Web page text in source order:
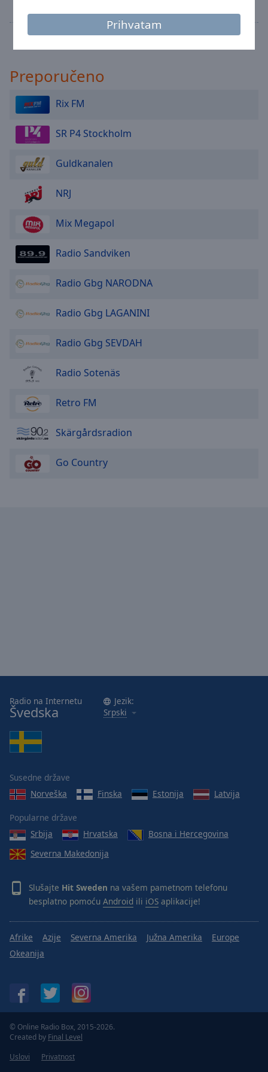
Prihvatam
Background
Size
Family
Reset
Close
End
dialog
Celokupan program
Preporučeno
Rix FM
SR P4 Stockholm
Guldkanalen
NRJ
Mix Megapol
Radio Sandviken
Radio Gbg NARODNA
Radio Gbg LAGANINI
Radio Gbg SEVDAH
Radio Sotenäs
Retro FM
Skärgårdsradion
Go Country
Radio na Internetu
Švedska
Jezik:
Srpski
Susedne države
Norveška
Finska Estonija Latvija
Popularne države
Srbija
Hrvatska
Bosna i Hercegovina
Severna Makedonija
Slušajte Hit Sweden na vašem pametnom telefonu
besplatno pomoću Android ili iOS aplikacije!
Afrike Azije Severna Amerika Južna Amerika
Europe
Okeanija
© Online Radio Box, 2015-2026.
Created by Final Level
Uslovi
Privatnost